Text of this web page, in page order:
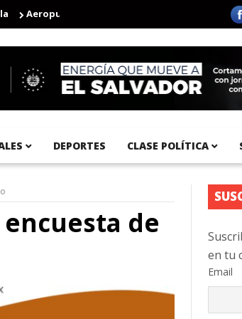
Aeropuerto Internacional del Pacífico registra 92
DEPORTES CLASE POLÍTICA
de
en tu
Email